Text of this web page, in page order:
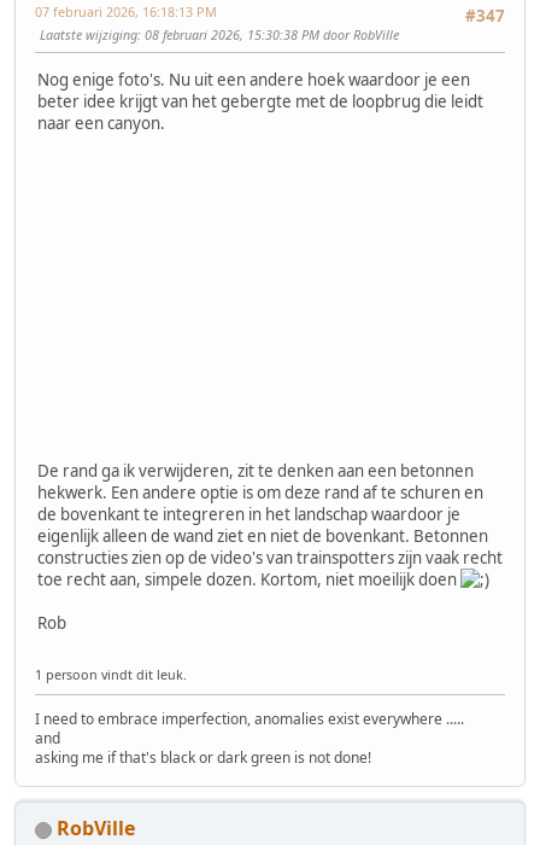
#347
07 februari 2026, 16:18:13 PM
Laatste wijziging: 08 februari 2026, 15:30:38 PM door RobVille
Nog enige foto's. Nu uit een andere hoek waardoor je een
beter idee krijgt van het gebergte met de loopbrug die leidt
naar een canyon.
De rand ga ik verwijderen, zit te denken aan een betonnen
hekwerk. Een andere optie is om deze rand af te schuren en
de bovenkant te integreren in het landschap waardoor je
eigenlijk alleen de wand ziet en niet de bovenkant. Betonnen
constructies zien op de video's van trainspotters zijn vaak recht
toe recht aan, simpele dozen. Kortom, niet moeilijk doen
Rob
1 persoon vindt dit leuk.
I need to embrace imperfection, anomalies exist everywhere .....
and
asking me if that's black or dark green is not done!
RobVille